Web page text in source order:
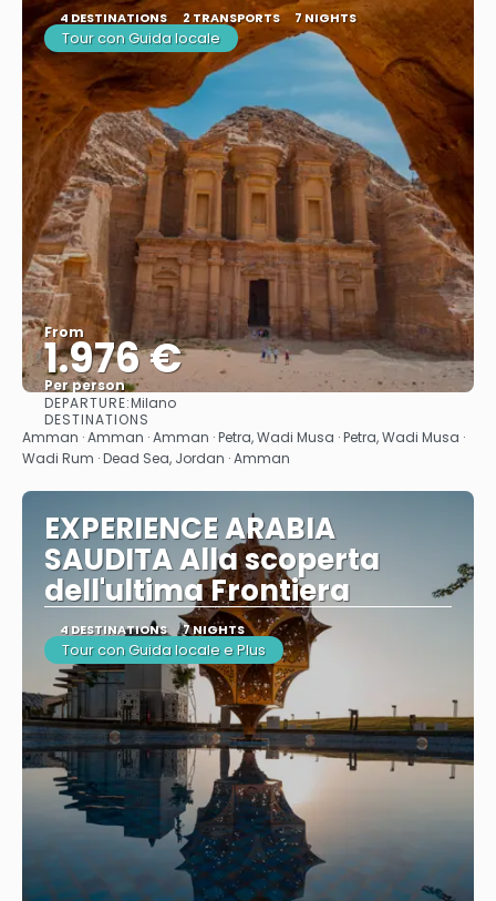
4 DESTINATIONS 2 TRANSPORTS 7 NIGHTS
Tour con Guida locale
From
1.976 €
Per person
DEPARTURE:Milano
DESTINATIONS
Amman · Amman · Amman · Petra, Wadi Musa · Petra, Wadi Musa ·
Wadi Rum · Dead Sea, Jordan · Amman
EXPERIENCE ARABIA
SAUDITA Alla scoperta
dell'ultima Frontiera
4 DESTINATIONS 7 NIGHTS
Tour con Guida locale e Plus